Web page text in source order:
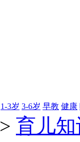
1-3岁 3-6岁 早教 健康
> 育儿